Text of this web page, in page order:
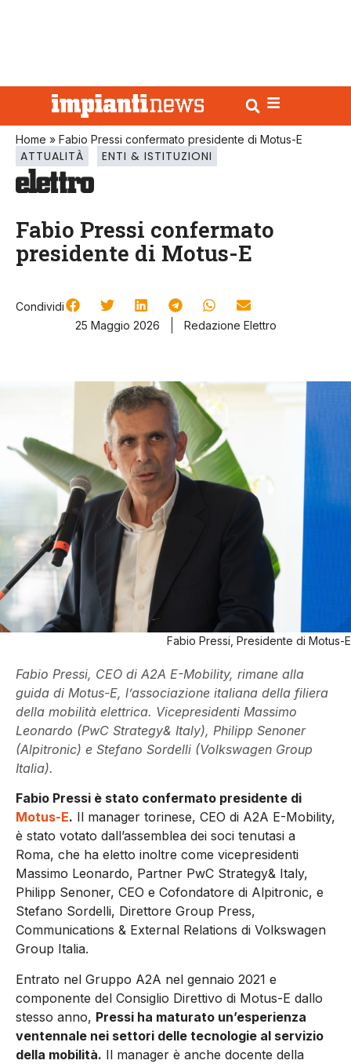
Home » Fabio Pressi confermato presidente di Motus-E
ATTUALITÀ ENTI & ISTITUZIONI
Fabio Pressi confermato
presidente di Motus-E
Condividi
25 Maggio 2026
Redazione Elettro
Fabio Pressi, Presidente di Motus-E
Fabio Pressi, CEO di A2A E-Mobility, rimane alla
guida di Motus-E, l’associazione italiana della filiera
della mobilità elettrica. Vicepresidenti Massimo
Leonardo (PwC Strategy& Italy), Philipp Senoner
(Alpitronic) e Stefano Sordelli (Volkswagen Group
Italia).
Fabio Pressi è stato confermato presidente di
Motus-E. Il manager torinese, CEO di A2A E-Mobility,
è stato votato dall’assemblea dei soci tenutasi a
Roma, che ha eletto inoltre come vicepresidenti
Massimo Leonardo, Partner PwC Strategy& Italy,
Philipp Senoner, CEO e Cofondatore di Alpitronic, e
Stefano Sordelli, Direttore Group Press,
Communications & External Relations di Volkswagen
Group Italia.
Entrato nel Gruppo A2A nel gennaio 2021 e
componente del Consiglio Direttivo di Motus-E dallo
stesso anno, Pressi ha maturato un’esperienza
ventennale nei settori delle tecnologie al servizio
della mobilità. Il manager è anche docente della